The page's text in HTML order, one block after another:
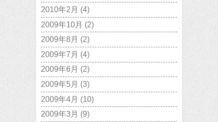
2010年2月 (4)
2009年10月 (2)
2009年8月 (2)
2009年7月 (4)
2009年6月 (2)
2009年5月 (3)
2009年4月 (10)
2009年3月 (9)